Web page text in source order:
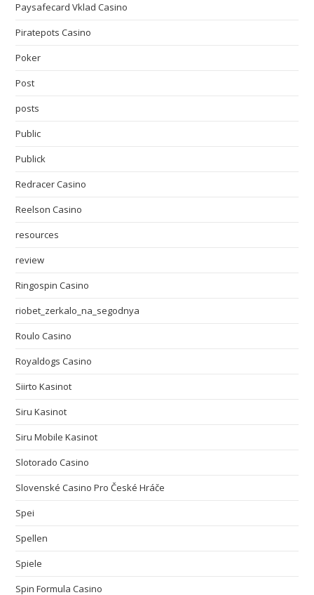
Paysafecard Vklad Casino
Piratepots Casino
Poker
Post
posts
Public
Publick
Redracer Casino
Reelson Casino
resources
review
Ringospin Casino
riobet_zerkalo_na_segodnya
Roulo Casino
Royaldogs Casino
Siirto Kasinot
Siru Kasinot
Siru Mobile Kasinot
Slotorado Casino
Slovenské Casino Pro České Hráče
Spei
Spellen
Spiele
Spin Formula Casino